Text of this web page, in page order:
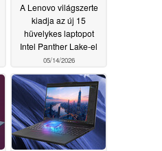
A Lenovo világszerte
kiadja az új 15
hüvelykes laptopot
Intel Panther Lake-el
05/14/2026